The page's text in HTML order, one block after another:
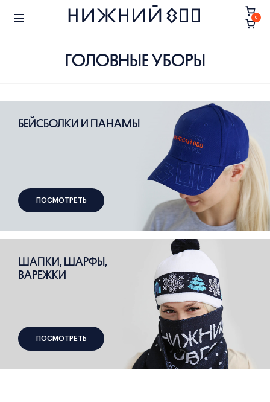
0
ГОЛОВНЫЕ УБОРЫ
БЕЙСБОЛКИ И ПАНАМЫ
ПОСМОТРЕТЬ
ШАПКИ, ШАРФЫ,
ВАРЕЖКИ
ПОСМОТРЕТЬ